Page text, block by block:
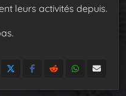
leurs activités depuis.